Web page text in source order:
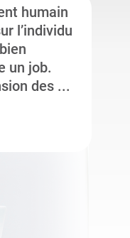
humain
l’individu
un job.
des ...